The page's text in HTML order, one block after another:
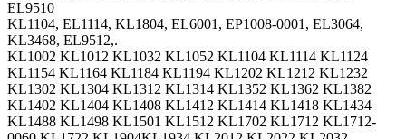
EL9510
KL1104, EL1114, KL1804, EL6001, EP1008-0001, EL3064,
KL3468, EL9512,.
KL1002 KL1012 KL1032 KL1052 KL1104 KL1114 KL1124
KL1154 KL1164 KL1184 KL1194 KL1202 KL1212 KL1232
KL1302 KL1304 KL1312 KL1314 KL1352 KL1362 KL1382
KL1402 KL1404 KL1408 KL1412 KL1414 KL1418 KL1434
KL1488 KL1498 KL1501 KL1512 KL1702 KL1712 KL1712-